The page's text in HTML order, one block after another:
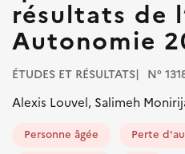
résultats de
Autonomie
ÉTUDES ET RÉSULTATS N°
Alexis Louvel, Salimeh
Personne âgée Perte